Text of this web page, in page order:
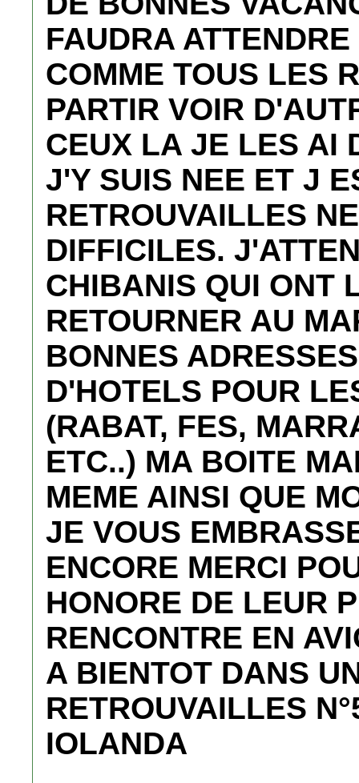
FAUDRA
COMME TOUS LES
PARTIR VOIR
CEUX LA JE LES AI
J'Y SUIS NEE ET J
RETROUVAILLES
DIFFICILES.
CHIBANIS QUI ONT
RETOURNER AU
BONNES
D'HOTELS POUR
(RABAT, FES,
ETC..) MA BOITE
MEME AINSI QUE
JE VOUS
ENCORE MERCI
HONORE DE LEUR
RENCONTRE EN
A BIENTOT DANS
RETROUVAILLES
IOLANDA